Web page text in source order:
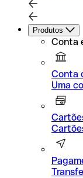
Produtos
Conta
Conta
Uma